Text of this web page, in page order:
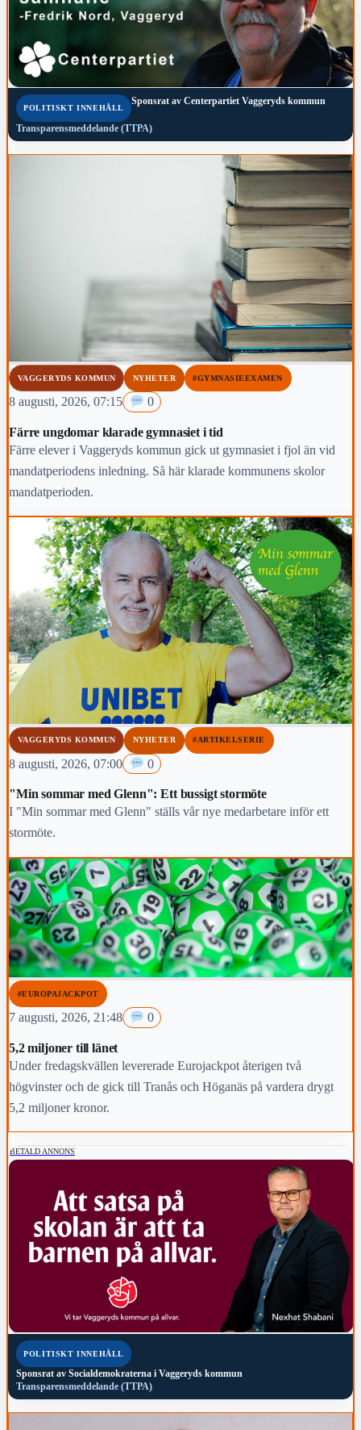
POLITISKT INNEHÅLL
Sponsrat av Centerpartiet Vaggeryds kommun
Transparensmeddelande (TTPA)
VAGGERYDS KOMMUN NYHETER #GYMNASIEEXAMEN
8 augusti, 2026, 07:15 0
Färre ungdomar klarade gymnasiet i tid
Färre elever i Vaggeryds kommun gick ut gymnasiet i fjol än vid
mandatperiodens inledning. Så här klarade kommunens skolor
mandatperioden.
VAGGERYDS KOMMUN NYHETER #ARTIKELSERIE
8 augusti, 2026, 07:00 0
"Min sommar med Glenn": Ett bussigt stormöte
I "Min sommar med Glenn" ställs vår nye medarbetare inför ett
stormöte.
#EUROPAJACKPOT
7 augusti, 2026, 21:48 0
5,2 miljoner till länet
Under fredagskvällen levererade Eurojackpot återigen två
högvinster och de gick till Tranås och Höganäs på vardera drygt
5,2 miljoner kronor.
BETALD ANNONS
POLITISKT INNEHÅLL
Sponsrat av Socialdemokraterna i Vaggeryds kommun
Transparensmeddelande (TTPA)